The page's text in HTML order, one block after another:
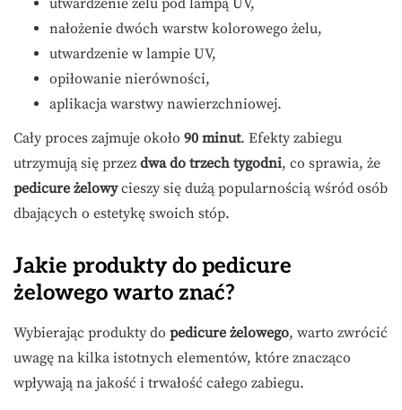
utwardzenie żelu pod lampą UV,
nałożenie dwóch warstw kolorowego żelu,
utwardzenie w lampie UV,
opiłowanie nierówności,
aplikacja warstwy nawierzchniowej.
Cały proces zajmuje około 90 minut. Efekty zabiegu
utrzymują się przez dwa do trzech tygodni, co sprawia, że
pedicure żelowycieszy się dużą popularnością wśród osób
dbających o estetykę swoich stóp.
Jakie produkty do pedicure
żelowego warto znać?
Wybierając produkty do pedicure żelowego, warto zwrócić
uwagę na kilka istotnych elementów, które znacząco
wpływają na jakość i trwałość całego zabiegu.